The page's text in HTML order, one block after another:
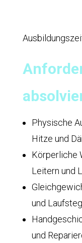
Physische
Hitze und
Körperliche
Leitern und
und
und